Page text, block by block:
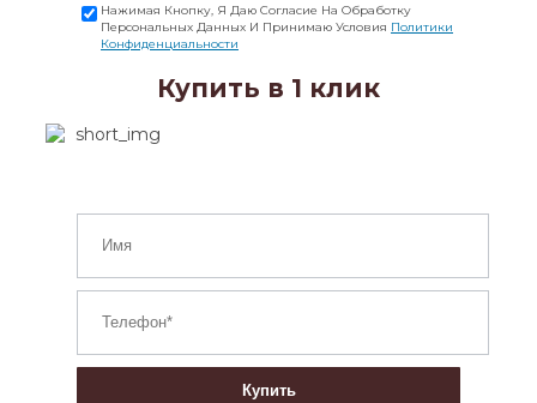
Нажимая Кнопку, Я Даю Согласие На Обработку
Персональных Данных И Принимаю Условия Политики
Конфиденциальности
Купить в 1 клик
Купить